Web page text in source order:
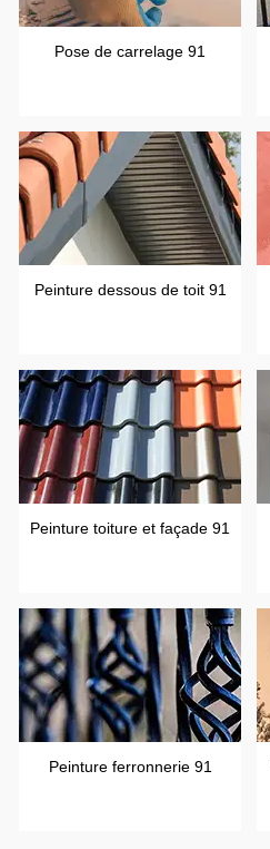
Pose de carrelage 91
Peinture dessous de toit 91
Peinture toiture et façade 91
Peinture ferronnerie 91